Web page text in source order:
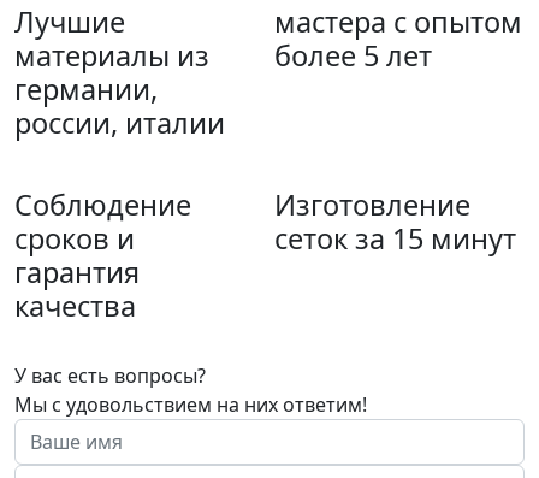
Лучшие
материалы из
германии,
россии, италии
мастера с опытом
более 5 лет
Соблюдение
сроков и
гарантия
качества
Изготовление
сеток за 15 минут
У вас есть вопросы?
Мы с удовольствием на них ответим!